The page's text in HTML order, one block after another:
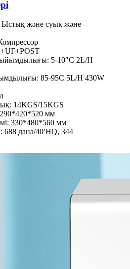
Ыстық және суық және
5-10″C 2L/H
85-95C 5L/H 430W
14KGS/15KGS
мм
330*480*560 мм
дана/40′HQ, 344